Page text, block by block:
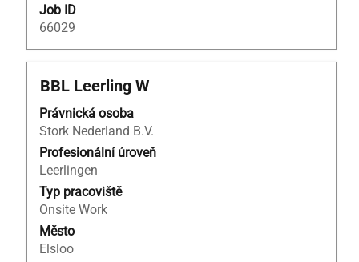
Job ID
66029
Titul
BBL Leerling W
Právnická osoba
Stork Nederland B.V.
Profesionální úroveň
Leerlingen
Typ pracoviště
Onsite Work
Město
Elsloo
Vyberte
zobrazení
veškerých
informací
o
profesi.